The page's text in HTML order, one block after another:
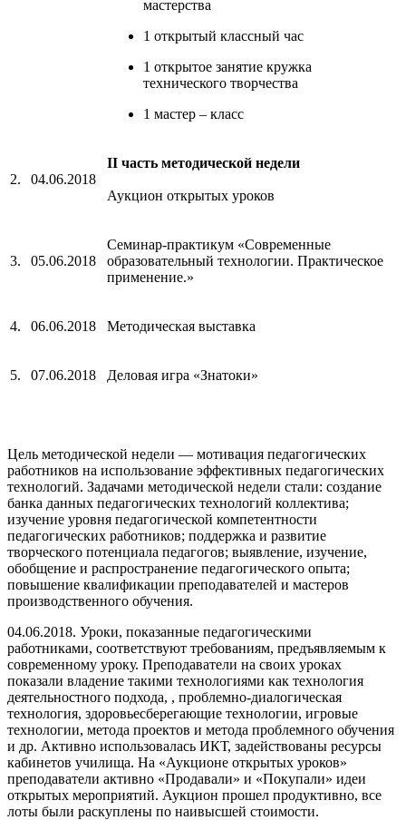
мастерства
1 открытый классный час
1 открытое занятие кружка
технического творчества
1 мастер – класс
2. 04.06.2018
II часть методической недели
Аукцион открытых уроков
3. 05.06.2018
Семинар-практикум «Современные
образовательный технологии. Практическое
применение.»
4. 06.06.2018 Методическая выставка
5. 07.06.2018 Деловая игра «Знатоки»
Цель методической недели — мотивация педагогических
работников на использование эффективных педагогических
технологий. Задачами методической недели стали: создание
банка данных педагогических технологий коллектива;
изучение уровня педагогической компетентности
педагогических работников; поддержка и развитие
творческого потенциала педагогов; выявление, изучение,
обобщение и распространение педагогического опыта;
повышение квалификации преподавателей и мастеров
производственного обучения.
04.06.2018. Уроки, показанные педагогическими
работниками, соответствуют требованиям, предъявляемым к
современному уроку. Преподаватели на своих уроках
показали владение такими технологиями как технология
деятельностного подхода, , проблемно-диалогическая
технология, здоровьесберегающие технологии, игровые
технологии, метода проектов и метода проблемного обучения
и др. Активно использовалась ИКТ, задействованы ресурсы
кабинетов училища. На «Аукционе открытых уроков»
преподаватели активно «Продавали» и «Покупали» идеи
открытых мероприятий. Аукцион прошел продуктивно, все
лоты были раскуплены по наивысшей стоимости.